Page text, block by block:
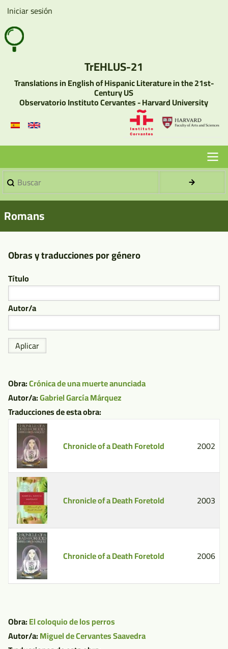
Pasar
contenido
principal
User
account
menu
Iniciar sesión
TrEHLUS-21
Translations in English of Hispanic Literature in the 21st-
Century US
Observatorio Instituto Cervantes - Harvard University
Menu
Principal
Sin
Borradores
Buscar
Romans
Obras y traducciones por género
Título
Autor/a
Obra:Crónica de una muerte anunciada
Autor/a:Gabriel García Márquez
Traducciones de esta obra:
Chronicle of a Death Foretold 2002
Chronicle of a Death Foretold 2003
Chronicle of a Death Foretold 2006
Obra:El coloquio de los perros
Autor/a:Miguel de Cervantes Saavedra